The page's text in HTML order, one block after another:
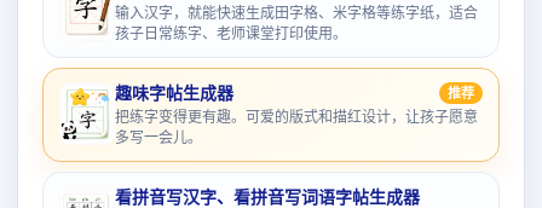
输入汉字，就能快速生成田字格、米字格等练字纸，适合
孩子日常练字、老师课堂打印使用。
趣味字帖生成器 推荐
把练字变得更有趣。可爱的版式和描红设计，让孩子愿意
多写一会儿。
看拼音写汉字、看拼音写词语字帖生成器